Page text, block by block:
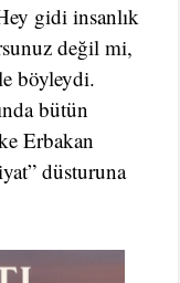
gidi insanlık
değil mi,
böyleydi.
bütün
Erbakan
düsturuna